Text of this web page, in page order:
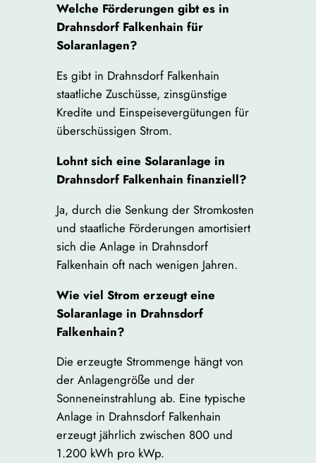
Welche Förderungen gibt es in
Drahnsdorf Falkenhain für
Solaranlagen?
Es gibt in Drahnsdorf Falkenhain
staatliche Zuschüsse, zinsgünstige
Kredite und Einspeisevergütungen für
überschüssigen Strom.
Lohnt sich eine Solaranlage in
Drahnsdorf Falkenhain finanziell?
Ja, durch die Senkung der Stromkosten
und staatliche Förderungen amortisiert
sich die Anlage in Drahnsdorf
Falkenhain oft nach wenigen Jahren.
Wie viel Strom erzeugt eine
Solaranlage in Drahnsdorf
Falkenhain?
Die erzeugte Strommenge hängt von
der Anlagengröße und der
Sonneneinstrahlung ab. Eine typische
Anlage in Drahnsdorf Falkenhain
erzeugt jährlich zwischen 800 und
1.200 kWh pro kWp.